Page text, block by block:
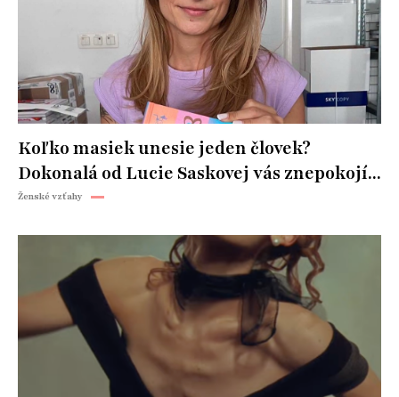
Koľko masiek unesie jeden človek?
Dokonalá od Lucie Saskovej vás znepokojí...
Ženské vzťahy